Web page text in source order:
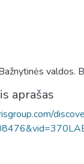
valdos.
aprašas